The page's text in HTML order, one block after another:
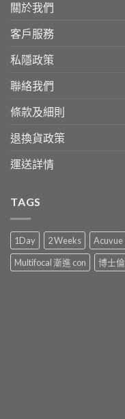
關於我們
客戶服務
私隱政策
聯絡我們
條款及細則
退換貨政策
運送詳情
TAGS
1Day 2 Weeks Acuvue
Multifocal 漸進 con
博士倫